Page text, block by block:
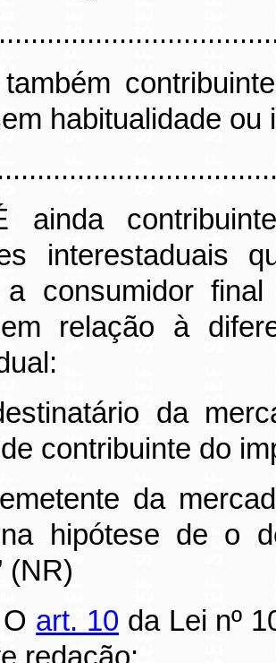
habitualidade ou
ainda
interestaduais
consumidor
relação à
da
contribuinte do
da
hipótese de o
(NR)
art. 10 da Lei nº
redação: